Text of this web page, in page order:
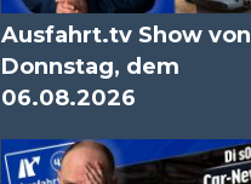
Ausfahrt.tv Show von
Donnstag, dem
06.08.2026